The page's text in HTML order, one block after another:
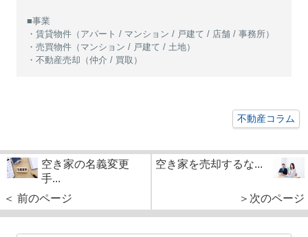
■事業
・賃貸物件（アパート / マンション / 戸建て / 店舗 / 事務所）
・売買物件（マンション / 戸建て / 土地）
・不動産売却（仲介 / 買取）
不動産コラム
空き家の名義変更
手...
＜ 前のページ
空き家を売却するな...
＞次のページ